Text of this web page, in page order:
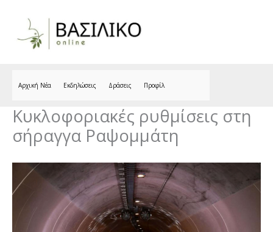
Αρχική Νέα Εκδηλώσεις Δράσεις Προφίλ
Κυκλοφοριακές ρυθμίσεις στη
σήραγγα Ραψομμάτη